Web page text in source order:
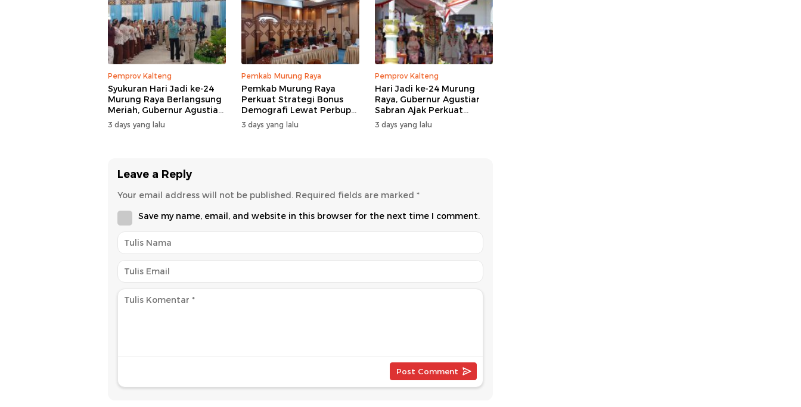
Pemprov Kalteng
Syukuran Hari Jadi ke-24
Murung Raya Berlangsung
Meriah, Gubernur Agustiar
Sabran Hibur Masyarakat
3 days yang lalu
Pemkab Murung Raya
Pemkab Murung Raya
Perkuat Strategi Bonus
Demografi Lewat Perbup
Nomor 14 Tahun 2026
3 days yang lalu
Pemprov Kalteng
Hari Jadi ke-24 Murung
Raya, Gubernur Agustiar
Sabran Ajak Perkuat
Sinergi Pembangunan
3 days yang lalu
Leave a Reply
Your email address will not be published. Required fields are marked *
Save my name, email, and website in this browser for the next time I comment.